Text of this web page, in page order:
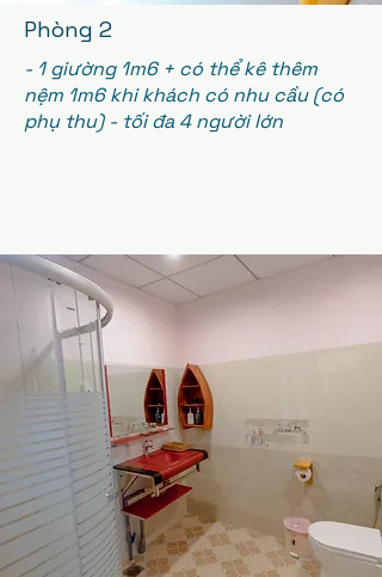
Phòng 2
- 1 giường 1m6 + có thể kê thêm
nệm 1m6 khi khách có nhu cầu (có
phụ thu) - tối đa 4 người lớn